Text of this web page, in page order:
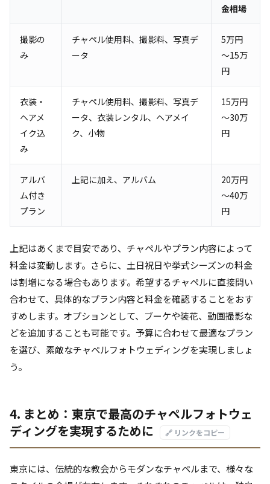
金相場
撮影の
み
チャペル使用料、撮影料、写真デ
ータ
5万円
～15万
円
衣装・
ヘアメ
イク込
み
チャペル使用料、撮影料、写真デ
ータ、衣装レンタル、ヘアメイ
ク、小物
15万円
～30万
円
アルバ
ム付き
プラン
上記に加え、アルバム
20万円
～40万
円
上記はあくまで目安であり、チャペルやプラン内容によって
料金は変動します。さらに、土日祝日や挙式シーズンの料金
は割増になる場合もあります。希望するチャペルに直接問い
合わせて、具体的なプラン内容と料金を確認することをおす
すめします。オプションとして、ブーケや装花、動画撮影な
どを追加することも可能です。予算に合わせて最適なプラン
を選び、素敵なチャペルフォトウェディングを実現しましょ
う。
4. まとめ：東京で最高のチャペルフォトウェ
ディングを実現するために
🔗 リンクをコピー
東京には、伝統的な教会からモダンなチャペルまで、様々な